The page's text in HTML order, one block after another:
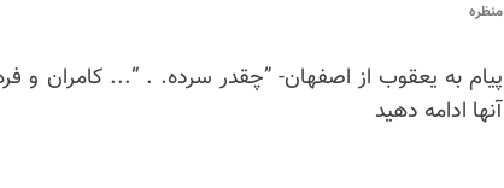
منظره
پیام به یعقوب از اصفهان- ”چقدر سرده. . “... کامران و
آنها ادامه دهید